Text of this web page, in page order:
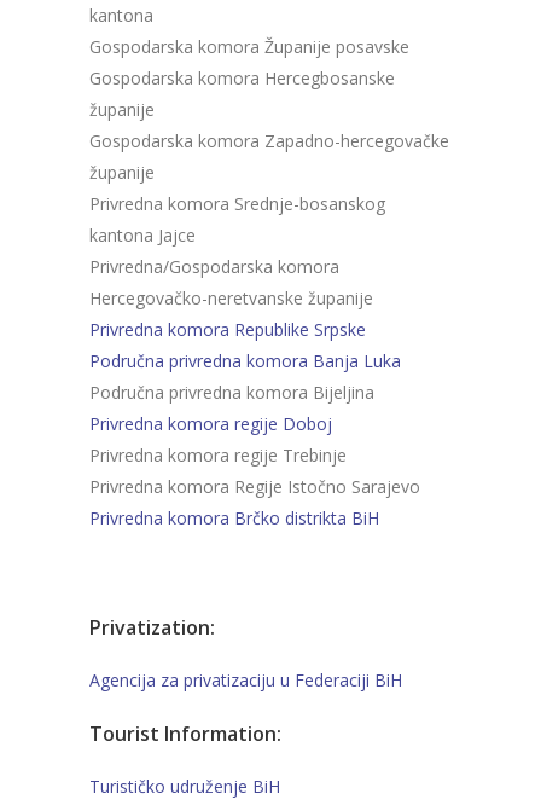
kantona
Gospodarska komora Županije posavske
Gospodarska komora Hercegbosanske
županije
Gospodarska komora Zapadno-hercegovačke
županije
Privredna komora Srednje-bosanskog
kantona Jajce
Privredna/Gospodarska komora
Hercegovačko-neretvanske županije
Privredna komora Republike Srpske
Područna privredna komora Banja Luka
Područna privredna komora Bijeljina
Privredna komora regije Doboj
Privredna komora regije Trebinje
Privredna komora Regije Istočno Sarajevo
Privredna komora Brčko distrikta BiH
Privatization:
Agencija za privatizaciju u Federaciji BiH
Tourist Information:
Turističko udruženje BiH